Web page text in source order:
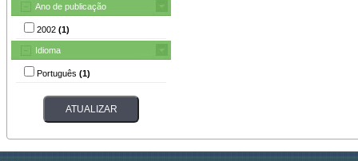
Ano de publicação
2002 (1)
Idioma
Português (1)